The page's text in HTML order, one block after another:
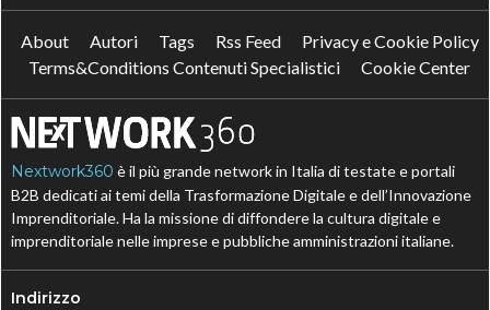
About Autori Tags Rss Feed
Privacy e Cookie Policy
Terms&Conditions Contenuti Specialistici
Cookie Center
Nextwork360 è il più grande network in Italia di testate e portali
B2B dedicati ai temi della Trasformazione Digitale e dell’Innovazione
Imprenditoriale. Ha la missione di diffondere la cultura digitale e
imprenditoriale nelle imprese e pubbliche amministrazioni italiane.
Indirizzo